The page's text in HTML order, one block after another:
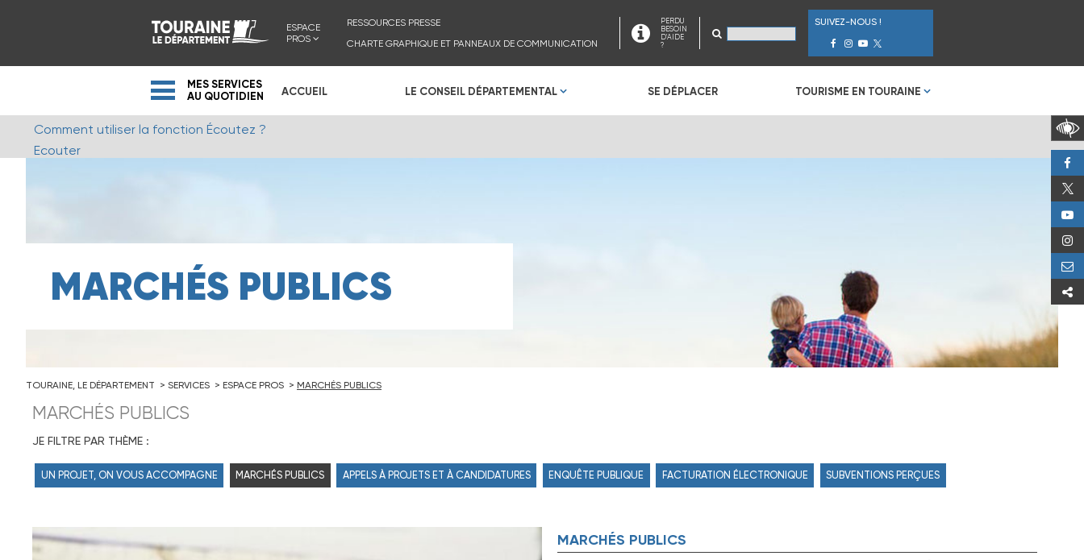
ESPACE
PROS
RESSOURCES PRESSE
CHARTE GRAPHIQUE ET PANNEAUX DE COMMUNICATION
PERDU
BESOIN
D'AIDE
?
SUIVEZ-NOUS !
MES SERVICES
AU QUOTIDIEN
ACCUEIL LE CONSEIL DÉPARTEMENTAL SE DÉPLACER TOURISME EN TOURAINE
Comment utiliser la fonction Écoutez ?
Ecouter
MARCHÉS PUBLICS
TOURAINE, LE DÉPARTEMENT SERVICES ESPACE PROS MARCHÉS PUBLICS
MARCHÉS PUBLICS
JE FILTRE PAR THÈME :
UN PROJET, ON VOUS ACCOMPAGNE MARCHÉS PUBLICS APPELS À PROJETS ET À CANDIDATURES ENQUÊTE PUBLIQUE FACTURATION ÉLECTRONIQUE SUBVENTIONS PERÇUES
MARCHÉS PUBLICS